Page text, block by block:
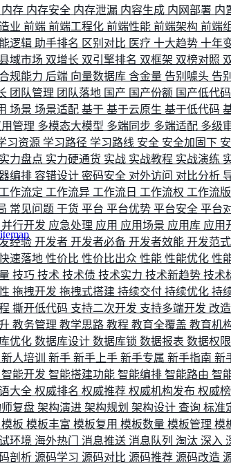
内存 内存安全 内存泄漏 内容生成 内网部署 内
业 前端 前端工程化 前端性能 前端架构 前端
逻辑 助手排名 区别对比 医疗 十大趋势 十年
县域市场 双增长 双引擎排名 双框架 双榜对照
规能力 后端 向量数据库 含金量 告别噱头 告
团队管理 团队落地 国产 国产份额 国产低代码
场景 场景适配 基于 基于云原生 基于低代码
管理 多模态大模型 多端同步 多端适配 多级
习资源 学习路径 学习路线 安全 安全加固下
实力盘点 实力硬通货 实战 实战教程 实战演练
编排 容错设计 密码安全 对外访问 对比分析
工作流定 工作流异 工作流日 工作流权 工作流版
常见问题 干货 平台 平台优势 平台安全 平台
并行开发 应急处理 应用 应用场景 应用库 应用
经验 开发者 开发者必备 开发者效能 开发范式
速落地 性价比 性价比出众 性能 性能优化 性
技巧 技术 技术债 技术实力 技术新趋势 技术
拖拽开发 拖拽式搭建 持续交付 持续优化 持
撕开低代码 支持二次开发 支持多端开发 改
教务管理 教学思路 教程 教育全覆盖 教育机
优化 数据库设计 数据库锁 数据报表 数据权限
新人培训 新手 新手上手 新手专属 新手指南 新
智能开发 智能搭建功能 智能编排 智能路由 智
大全 权威排名 权威推荐 权威机构发布 权威
复盘 架构演进 架构规划 架构设计 查询 标准
模板 模板丰富 模板复用 模板数量 模板管理 模
环境 海外热门 消息推送 消息队列 淘汰 深入
剖析 源码学习 源码对比 源码推荐 源码改造